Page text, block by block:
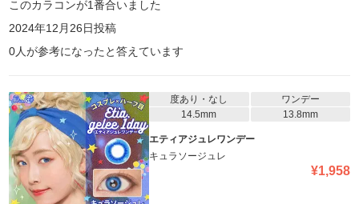
このカラコンが1番合いました
2024年12月26日投稿
0人が参考になったと答えています
度あり・なし
ワンデー
14.5mm
13.8mm
エティアジュレワンデー
キュラソージュレ
¥1,958